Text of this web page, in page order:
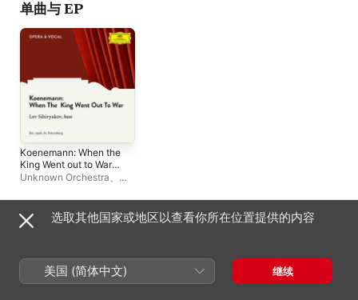
单曲与 EP
Koenemann: When the
King Went out to War
(Sung in Russian) -
Unknown Orchestra、
Copyright © 2026 Apple Inc. 保留所有权利。
选取其他国家或地区以查看你所在位置提供的内容
美国 (简体中文) 继续